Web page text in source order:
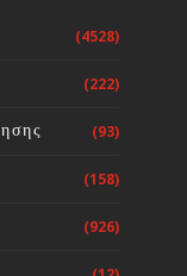
Γυμνού
(4528)
(222)
(93)
(158)
(926)